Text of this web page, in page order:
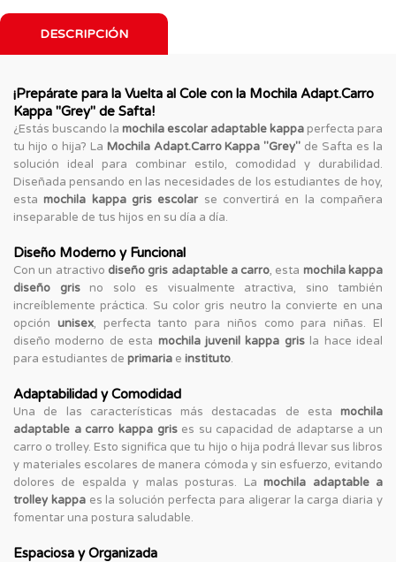
DESCRIPCIÓN
¡Prepárate para la Vuelta al Cole con la Mochila Adapt.Carro
Kappa "Grey" de Safta!
¿Estás buscando la mochila escolar adaptable kappa perfecta para
tu hijo o hija? La Mochila Adapt.Carro Kappa "Grey" de Safta es la
solución ideal para combinar estilo, comodidad y durabilidad.
Diseñada pensando en las necesidades de los estudiantes de hoy,
estamochila kappa gris escolar se convertirá en la compañera
inseparable de tus hijos en su día a día.
Diseño Moderno y Funcional
Con un atractivo diseño gris adaptable a carro, esta mochila kappa
diseño grisno solo es visualmente atractiva, sino también
increíblemente práctica. Su color gris neutro la convierte en una
opción unisex, perfecta tanto para niños como para niñas. El
diseño moderno de esta mochila juvenil kappa grisla hace ideal
para estudiantes de primaria e instituto.
Adaptabilidad y Comodidad
Una de las características más destacadas de esta mochila
adaptable a carro kappa grises su capacidad de adaptarse a un
carro o trolley. Esto significa que tu hijo o hija podrá llevar sus libros
y materiales escolares de manera cómoda y sin esfuerzo, evitando
dolores de espalda y malas posturas. Lamochila adaptable a
trolley kappaes la solución perfecta para aligerar la carga diaria y
fomentar una postura saludable.
Espaciosa y Organizada